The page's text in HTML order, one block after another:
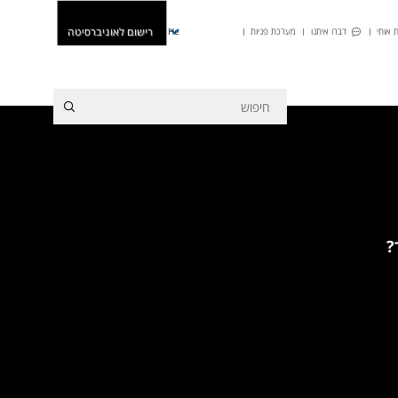
אותי דברו איתנו מערכת פניות He רישום לאוניברסיטה